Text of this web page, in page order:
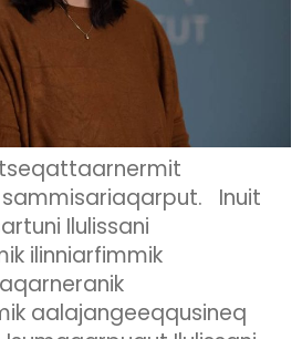
Inuit
Ilulissani
ilinniarfimmik
aalajangeeqqusineq